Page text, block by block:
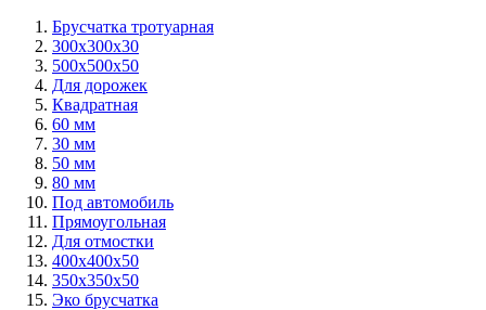
Брусчатка тротуарная
300х300х30
500х500х50
Для дорожек
Квадратная
60 мм
30 мм
50 мм
80 мм
Под автомобиль
Прямоугольная
Для отмостки
400х400х50
350х350х50
Эко брусчатка